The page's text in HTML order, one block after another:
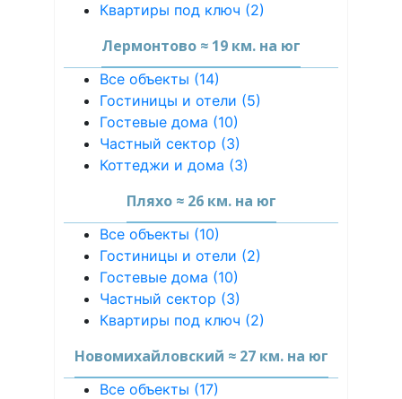
Квартиры под ключ (2)
Лермонтово ≈ 19 км. на юг
Все объекты (14)
Гостиницы и отели (5)
Гостевые дома (10)
Частный сектор (3)
Коттеджи и дома (3)
Пляхо ≈ 26 км. на юг
Все объекты (10)
Гостиницы и отели (2)
Гостевые дома (10)
Частный сектор (3)
Квартиры под ключ (2)
Новомихайловский ≈ 27 км. на юг
Все объекты (17)